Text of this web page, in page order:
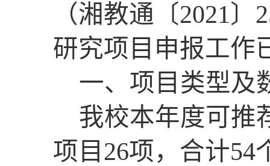
（湘教通 〔2021〕
研究项目申报工作
一、项目类型及
我校本年度可推
项目 26项，合计54